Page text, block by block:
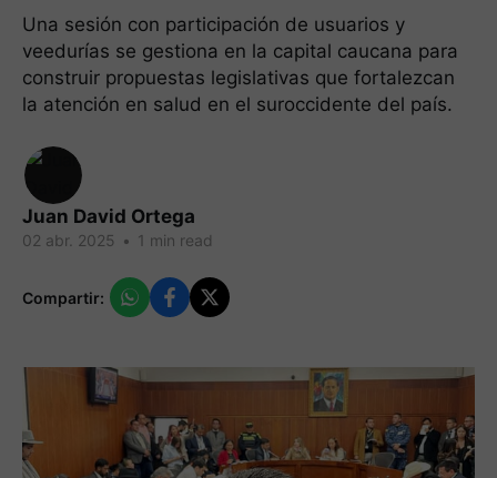
Una sesión con participación de usuarios y
veedurías se gestiona en la capital caucana para
construir propuestas legislativas que fortalezcan
la atención en salud en el suroccidente del país.
Juan David Ortega
02 abr. 2025 • 1 min read
Compartir: